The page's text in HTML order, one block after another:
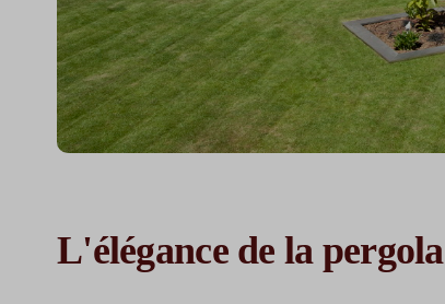
L'élégance de la pergola